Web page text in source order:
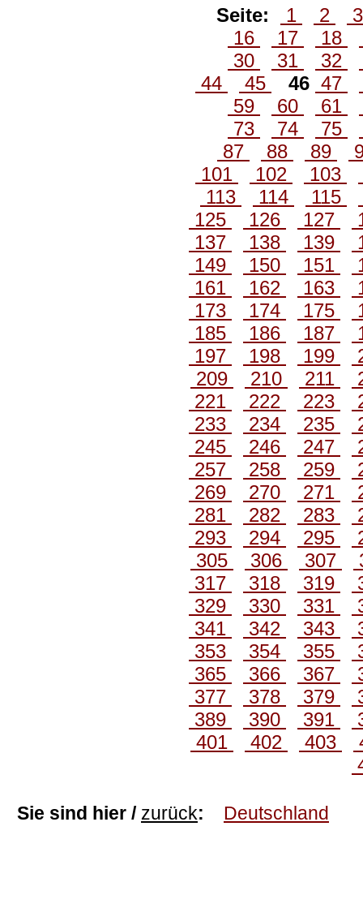
Seite: 1 2
16
17 18
30
31 32
44
45 46 47
59
60 61
73
74 75
87
88 89
101
102 103
113
114 115
125
126 127
137
138 139
149
150 151
161
162 163
173
174 175
185
186 187
197
198 199
209
210 211
221
222 223
233
234 235
245
246 247
257
258 259
269
270 271
281
282 283
293
294 295
305
306 307
317
318 319
329
330 331
341
342 343
353
354 355
365
366 367
377
378 379
389
390 391
401
402 403
Sie sind hier / zurück: Deutschland